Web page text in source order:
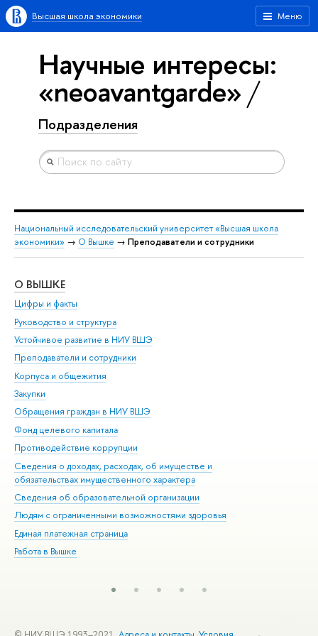
Меню
Высшая школа экономики
Научные интересы:
«neoavantgarde»
Подразделения
Национальный исследовательский университет «Высшая школа
экономики» → О Вышке → Преподаватели и сотрудники
О ВЫШКЕ
Цифры и факты
Руководство и структура
Устойчивое развитие в НИУ ВШЭ
Преподаватели и сотрудники
Корпуса и общежития
Закупки
Обращения граждан в НИУ ВШЭ
Фонд целевого капитала
Противодействие коррупции
Сведения о доходах, расходах, об имуществе и
обязательствах имущественного характера
Сведения об образовательной организации
Людям с ограниченными возможностями здоровья
Единая платежная страница
Работа в Вышке